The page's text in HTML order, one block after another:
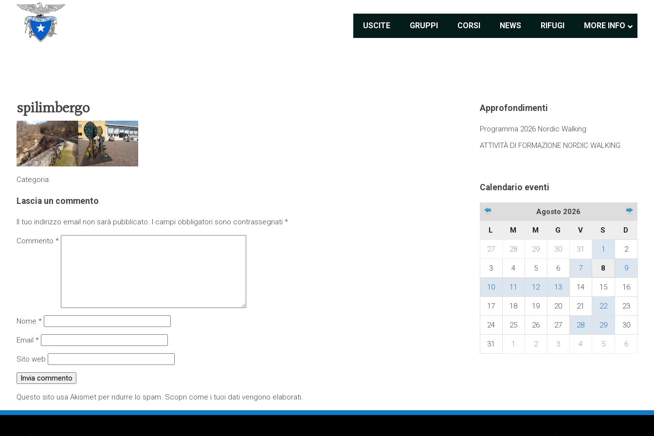
USCITE GRUPPI CORSI NEWS RIFUGI MORE INFO
spilimbergo
Categoria:
Lascia un commento
Il tuo indirizzo email non sarà pubblicato. I campi obbligatori sono contrassegnati *
Commento *
Nome *
Email *
Sito web
Questo sito usa Akismet per ridurre lo spam. Scopri come i tuoi dati vengono elaborati.
Approfondimenti
Programma 2026 Nordic Walking
ATTIVITÀ DI FORMAZIONE NORDIC WALKING
Calendario eventi
Agosto 2026
L M M G V S D
27 28 29 30 31 1 2
3 4 5 6 7 8 9
10 11 12 13 14 15 16
17 18 19 20 21 22 23
24 25 26 27 28 29 30
31 1 2 3 4 5 6